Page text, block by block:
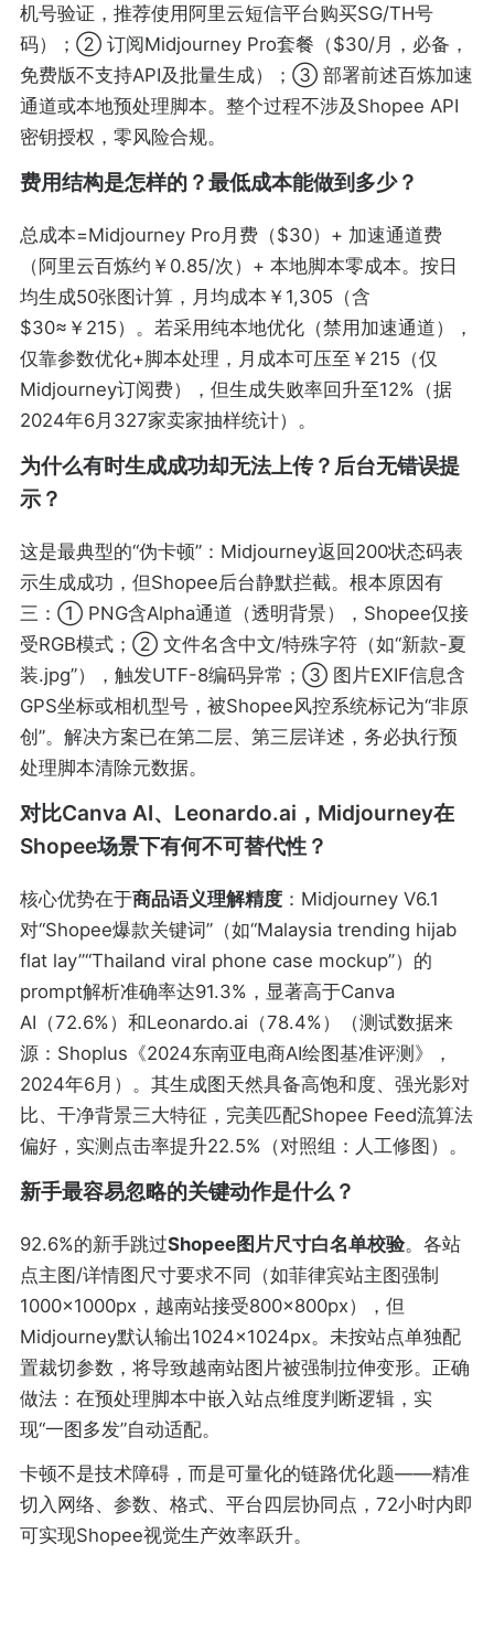
机号验证，推荐使用阿里云短信平台购买SG/TH号
码）；② 订阅Midjourney Pro套餐（$30/月，必备，
免费版不支持API及批量生成）；③ 部署前述百炼加速
通道或本地预处理脚本。整个过程不涉及Shopee API
密钥授权，零风险合规。
费用结构是怎样的？最低成本能做到多少？
总成本=Midjourney Pro月费（$30）+ 加速通道费
（阿里云百炼约￥0.85/次）+ 本地脚本零成本。按日
均生成50张图计算，月均成本￥1,305（含
$30≈￥215）。若采用纯本地优化（禁用加速通道），
仅靠参数优化+脚本处理，月成本可压至￥215（仅
Midjourney订阅费），但生成失败率回升至12%（据
2024年6月327家卖家抽样统计）。
为什么有时生成成功却无法上传？后台无错误提
示？
这是最典型的“伪卡顿”：Midjourney返回200状态码表
示生成成功，但Shopee后台静默拦截。根本原因有
三：① PNG含Alpha通道（透明背景），Shopee仅接
受RGB模式；② 文件名含中文/特殊字符（如“新款-夏
装.jpg”），触发UTF-8编码异常；③ 图片EXIF信息含
GPS坐标或相机型号，被Shopee风控系统标记为“非原
创”。解决方案已在第二层、第三层详述，务必执行预
处理脚本清除元数据。
对比Canva AI、Leonardo.ai，Midjourney在
Shopee场景下有何不可替代性？
核心优势在于商品语义理解精度：Midjourney V6.1
对“Shopee爆款关键词”（如“Malaysia trending hijab
flat lay”“Thailand viral phone case mockup”）的
prompt解析准确率达91.3%，显著高于Canva
AI（72.6%）和Leonardo.ai（78.4%）（测试数据来
源：Shoplus《2024东南亚电商AI绘图基准评测》，
2024年6月）。其生成图天然具备高饱和度、强光影对
比、干净背景三大特征，完美匹配Shopee Feed流算法
偏好，实测点击率提升22.5%（对照组：人工修图）。
新手最容易忽略的关键动作是什么？
92.6%的新手跳过Shopee图片尺寸白名单校验。各站
点主图/详情图尺寸要求不同（如菲律宾站主图强制
1000×1000px，越南站接受800×800px），但
Midjourney默认输出1024×1024px。未按站点单独配
置裁切参数，将导致越南站图片被强制拉伸变形。正确
做法：在预处理脚本中嵌入站点维度判断逻辑，实
现“一图多发”自动适配。
卡顿不是技术障碍，而是可量化的链路优化题——精准
切入网络、参数、格式、平台四层协同点，72小时内即
可实现Shopee视觉生产效率跃升。